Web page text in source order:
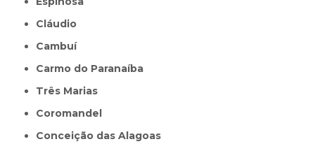
Cláudio
Cambuí
Carmo do Paranaíba
Três Marias
Coromandel
Conceição das Alagoas